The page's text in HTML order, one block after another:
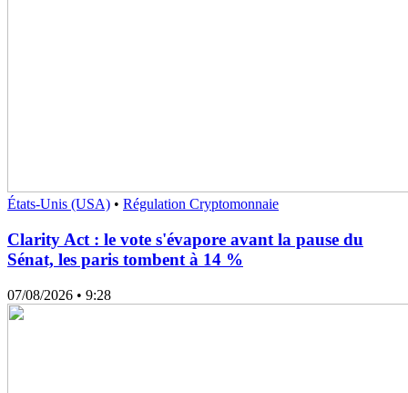
États-Unis (USA) • Régulation Cryptomonnaie
Clarity Act : le vote s'évapore avant la pause du
Sénat, les paris tombent à 14 %
07/08/2026 • 9:28